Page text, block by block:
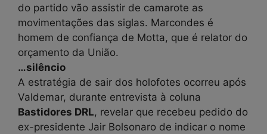
do partido vão assistir de camarote as
movimentações das siglas. Marcondes é
homem de confiança de Motta, que é relator do
orçamento da União.
…silêncio
A estratégia de sair dos holofotes ocorreu após
Valdemar, durante entrevista à coluna
Bastidores DRL, revelar que recebeu pedido do
ex-presidente Jair Bolsonaro de indicar o nome